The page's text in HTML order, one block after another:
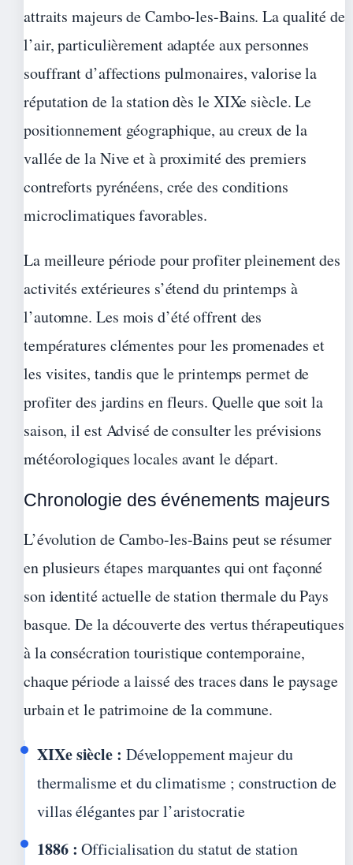
attraits majeurs de Cambo-les-Bains. La qualité de
l’air, particulièrement adaptée aux personnes
souffrant d’affections pulmonaires, valorise la
réputation de la station dès le XIXe siècle. Le
positionnement géographique, au creux de la
vallée de la Nive et à proximité des premiers
contreforts pyrénéens, crée des conditions
microclimatiques favorables.
La meilleure période pour profiter pleinement des
activités extérieures s’étend du printemps à
l’automne. Les mois d’été offrent des
températures clémentes pour les promenades et
les visites, tandis que le printemps permet de
profiter des jardins en fleurs. Quelle que soit la
saison, il est Advisé de consulter les prévisions
météorologiques locales avant le départ.
Chronologie des événements majeurs
L’évolution de Cambo-les-Bains peut se résumer
en plusieurs étapes marquantes qui ont façonné
son identité actuelle de station thermale du Pays
basque. De la découverte des vertus thérapeutiques
à la consécration touristique contemporaine,
chaque période a laissé des traces dans le paysage
urbain et le patrimoine de la commune.
XIXe siècle : Développement majeur du
thermalisme et du climatisme ; construction de
villas élégantes par l’aristocratie
1886 : Officialisation du statut de station